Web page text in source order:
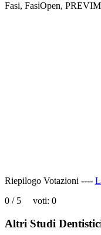
Fasi, FasiOpen,
Riepilogo Votazioni ----
0 / 5 voti: 0
Altri Studi